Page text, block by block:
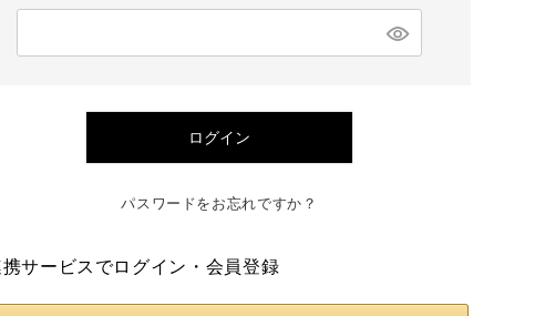
ログイン
パスワードをお忘れですか？
サービスでログイン・会員登録